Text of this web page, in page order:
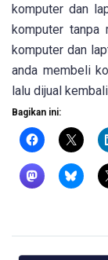
komputer dan
komputer tanpa
komputer dan
anda membeli
lalu dijual
Bagikan ini: